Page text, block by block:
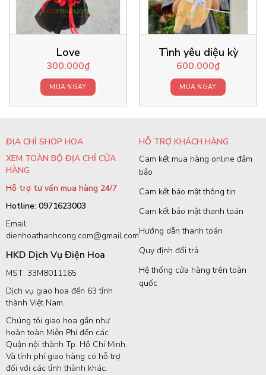
Love
300.000₫
MUA NGAY
Tình yêu diệu kỳ
600.000₫
MUA NGAY
ĐỊA CHỈ SHOP HOA
XEM TOÀN BỘ ĐỊA CHỈ CỬA
HÀNG
Hỗ trợ tư vấn mua hàng 24/7
Hotline: 0971623003
Email:
dienhoathanhcong.com@gmail.com
HKD Dịch Vụ Điện Hoa
MST: 33M8011165
Dịch vụ giao hoa đến 63 tỉnh
thành Việt Nam.
Chúng tôi giao hoa gần như
hoàn toàn Miễn Phí đến các
Quận nội thành Tp. Hồ Chí Minh.
Và tính phí giao hàng có hỗ trợ
đối với các tỉnh thành khác.
HỖ TRỢ KHÁCH HÀNG
Cam kết mua hàng online đảm
bảo
Cam kết bảo mật thông tin
Cam kết bảo mật thanh toán
Hướng dẫn thanh toán
Quy định đổi trả
Hệ thống cửa hàng trên toàn
quốc